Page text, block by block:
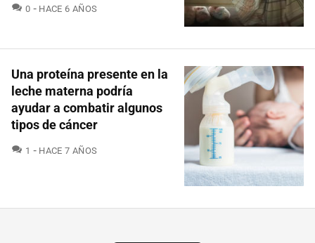
0 COMENTARIOS
HACE 6 AÑOS
Una proteína presente en la
leche materna podría
ayudar a combatir algunos
tipos de cáncer
1 COMENTARIOS
HACE 7 AÑOS